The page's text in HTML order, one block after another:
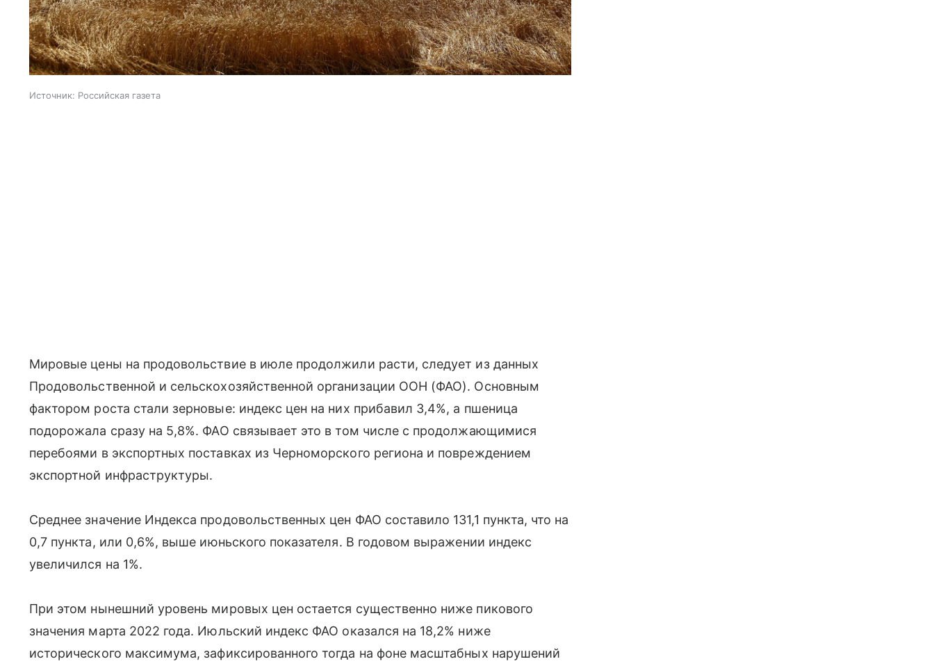
Источник: Российская газета
Мировые цены на продовольствие в июле продолжили расти, следует из данных
Продовольственной и сельскохозяйственной организации ООН (ФАО). Основным
фактором роста стали зерновые: индекс цен на них прибавил 3,4%, а пшеница
подорожала сразу на 5,8%. ФАО связывает это в том числе с продолжающимися
перебоями в экспортных поставках из Черноморского региона и повреждением
экспортной инфраструктуры.
Среднее значение Индекса продовольственных цен ФАО составило 131,1 пункта, что на
0,7 пункта, или 0,6%, выше июньского показателя. В годовом выражении индекс
увеличился на 1%.
При этом нынешний уровень мировых цен остается существенно ниже пикового
значения марта 2022 года. Июльский индекс ФАО оказался на 18,2% ниже
исторического максимума, зафиксированного тогда на фоне масштабных нарушений